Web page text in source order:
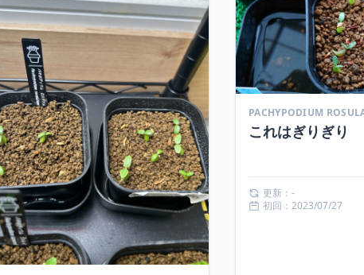
これはぎりぎり
更新：-
初回：2023/07/27